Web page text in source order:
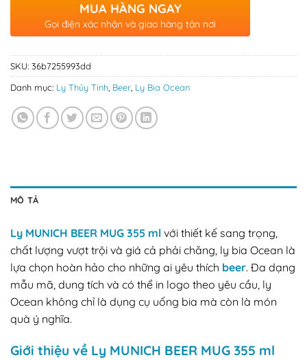
MUA HÀNG NGAY
Gọi điện xác nhận và giao hàng tận nơi
SKU: 36b7255993dd
Danh mục: Ly Thủy Tinh, Beer, Ly Bia Ocean
MÔ TẢ
Ly MUNICH BEER MUG 355 ml với thiết kế sang trọng,
chất lượng vượt trội và giá cả phải chăng, ly bia Ocean là
lựa chọn hoàn hảo cho những ai yêu thích beer. Đa dạng
mẫu mã, dung tích và có thể in logo theo yêu cầu, ly
Ocean không chỉ là dụng cụ uống bia mà còn là món
quà ý nghĩa.
Giới thiệu về Ly MUNICH BEER MUG 355 ml